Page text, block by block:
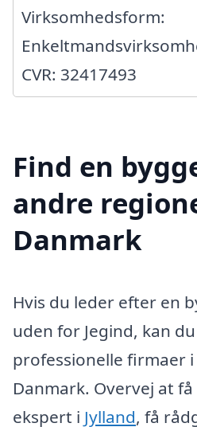
Virksomhedsform:
CVR: 32417493
Find en
andre
Danmark
Hvis du leder efter en
uden for Jegind, kan
professionelle firmaer
Danmark. Overvej at
ekspert i Jylland, få